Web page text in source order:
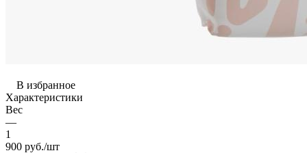
В избранное
Характеристики
Вес
—
1
900 руб./шт